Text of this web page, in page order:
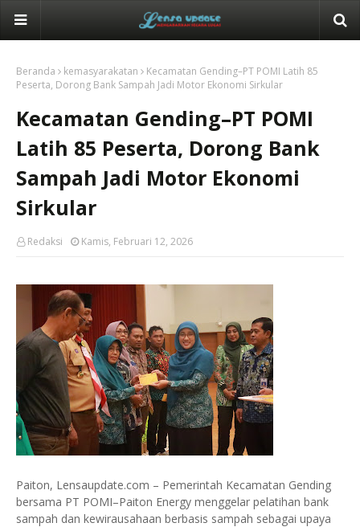
Beranda kemasyarakatan
Kecamatan Gending–PT POMI Latih 85
Peserta, Dorong Bank Sampah Jadi Motor Ekonomi Sirkular
Kecamatan Gending–PT POMI
Latih 85 Peserta, Dorong Bank
Sampah Jadi Motor Ekonomi
Sirkular
Redaksi Kamis, Februari 12, 2026
Paiton, Lensaupdate.com – Pemerintah Kecamatan Gending
bersama PT POMI–Paiton Energy menggelar pelatihan bank
sampah dan kewirausahaan berbasis sampah sebagai upaya